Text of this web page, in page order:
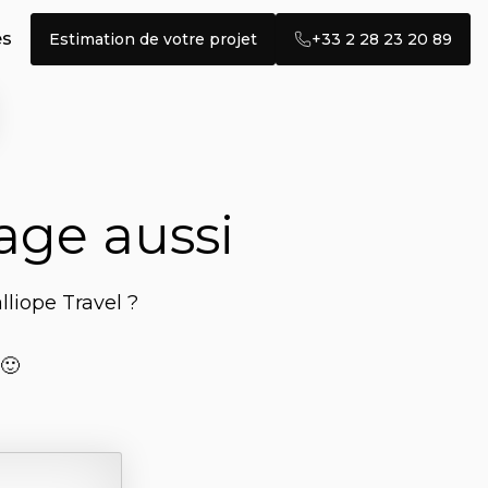
Estimation de votre projet +33 2 28 23 20 89
aussi
Travel ?